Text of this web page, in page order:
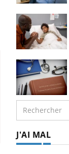
J'AI MAL